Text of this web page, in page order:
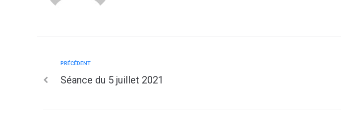
PRÉCÉDENT
Séance du 5 juillet 2021